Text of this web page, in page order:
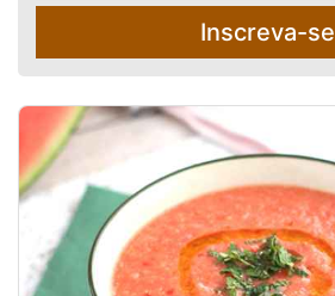
Inscreva-se